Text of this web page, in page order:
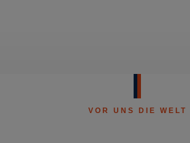
VOR UNS DIE WELT